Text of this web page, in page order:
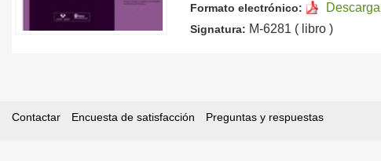
Formato electrónico:
Signatura: M-6281 ( libro )
Contactar Encuesta de satisfacción Preguntas y respuestas